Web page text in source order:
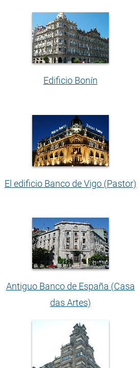
Edificio Bonín
El edificio Banco de Vigo (Pastor)
Antiguo Banco de España (Casa
das Artes)